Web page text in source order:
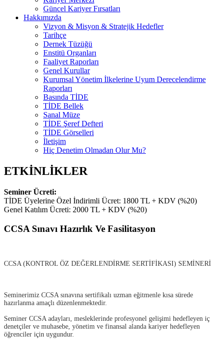
Güncel Kariyer Fırsatları
Hakkımızda
Vizyon & Misyon & Stratejik Hedefler
Tarihçe
Dernek Tüzüğü
Enstitü Organları
Faaliyet Raporları
Genel Kurullar
Kurumsal Yönetim İlkelerine Uyum Derecelendirme
Raporları
Basında TİDE
TİDE Bellek
Sanal Müze
TİDE Şeref Defteri
TİDE Görselleri
İletişim
Hiç Denetim Olmadan Olur Mu?
ETKİNLİKLER
Seminer Ücreti:
TİDE Üyelerine Özel İndirimli Ücret: 1800 TL + KDV (%20)
Genel Katılım Ücreti: 2000 TL + KDV (%20)
CCSA Sınavı Hazırlık Ve Fasilitasyon
CCSA (KONTROL ÖZ DEĞERLENDİRME SERTİFİKASI) SEMİNERİ
Seminerimiz CCSA sınavına sertifikalı uzman eğitmenle kısa sürede
hazırlanma amaçlı düzenlenmektedir.
Seminer CCSA adayları, mesleklerinde profesyonel gelişimi hedefleyen iç
denetçiler ve muhasebe, yönetim ve finansal alanda kariyer hedefleyen
öğrenciler için uygundur.